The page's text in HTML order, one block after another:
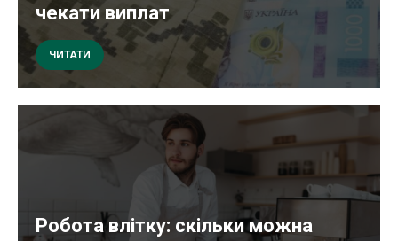
чекати виплат
ЧИТАТИ
Робота влітку: скільки можна